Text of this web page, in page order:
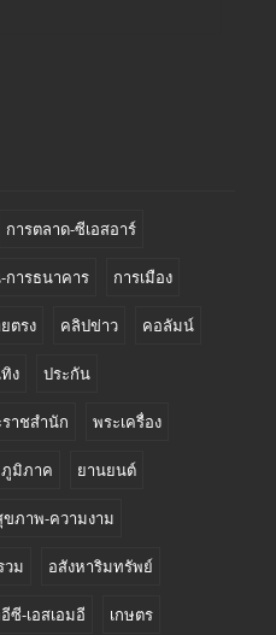
การตลาด-ซีเอสอาร์
-การธนาคาร การเมือง
ตรง คลิปข่าว คอลัมน์
ง ประกัน
าชสำนัก พระเครื่อง
ภูมิภาค ยานยนต์
ขภาพ-ความงาม
วม อสังหาริมทรัพย์
ซี-เอสเอมอี เกษตร